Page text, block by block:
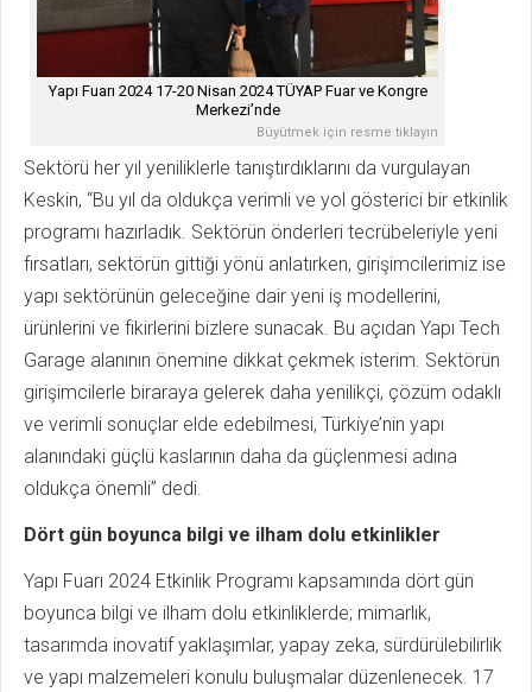
Yapı Fuarı 2024 17-20 Nisan 2024 TÜYAP Fuar ve Kongre
Merkezi’nde
Büyütmek için resme tıklayın
Sektörü her yıl yeniliklerle tanıştırdıklarını da vurgulayan
Keskin, “Bu yıl da oldukça verimli ve yol gösterici bir etkinlik
programı hazırladık. Sektörün önderleri tecrübeleriyle yeni
fırsatları, sektörün gittiği yönü anlatırken, girişimcilerimiz ise
yapı sektörünün geleceğine dair yeni iş modellerini,
ürünlerini ve fikirlerini bizlere sunacak. Bu açıdan Yapı Tech
Garage alanının önemine dikkat çekmek isterim. Sektörün
girişimcilerle biraraya gelerek daha yenilikçi, çözüm odaklı
ve verimli sonuçlar elde edebilmesi, Türkiye’nin yapı
alanındaki güçlü kaslarının daha da güçlenmesi adına
oldukça önemli” dedi.
Dört gün boyunca bilgi ve ilham dolu etkinlikler
Yapı Fuarı 2024 Etkinlik Programı kapsamında dört gün
boyunca bilgi ve ilham dolu etkinliklerde; mimarlık,
tasarımda inovatif yaklaşımlar, yapay zeka, sürdürülebilirlik
ve yapı malzemeleri konulu buluşmalar düzenlenecek. 17